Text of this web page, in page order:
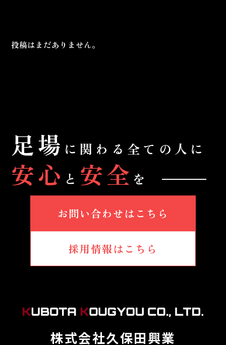
投稿はまだありません。
株式会社久保田興業
足場 に関わる全ての人に
安心 と 安全 を
お問い合わせはこちら
採用情報はこちら